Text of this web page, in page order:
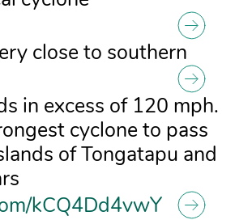
close to southern
in excess of 120 mph.
cyclone to pass
of Tongatapu and
kCQ4Dd4vwY